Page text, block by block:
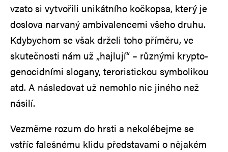
vzato si vytvořili unikátního kočkopsa, který je
doslova narvaný ambivalencemi všeho druhu.
Kdybychom se však drželi toho příměru, ve
skutečnosti nám už „hajlují“ – různými krypto-
genocidními slogany, teroristickou symbolikou
atd. A následovat už nemohlo nic jiného než
násilí.
Vezměme rozum do hrsti a nekolébejme se
vstříc falešnému klidu představami o nějakém